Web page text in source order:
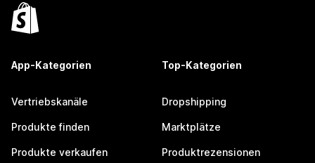
App-Kategorien
Vertriebskanäle
Produkte finden
Produkte verkaufen
Top-Kategorien
Dropshipping
Marktplätze
Produktrezensionen